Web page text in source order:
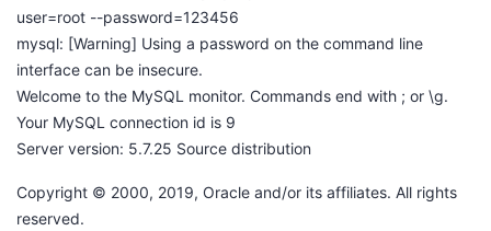
user=root --password=123456
mysql: [Warning] Using a password on the command line
interface can be insecure.
Welcome to the MySQL monitor. Commands end with ; or \g.
Your MySQL connection id is 9
Server version: 5.7.25 Source distribution
Copyright © 2000, 2019, Oracle and/or its affiliates. All rights
reserved.